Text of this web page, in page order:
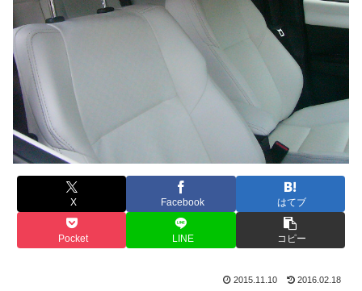
X Facebook はてブ
Pocket LINE コピー
2015.11.10 2016.02.18